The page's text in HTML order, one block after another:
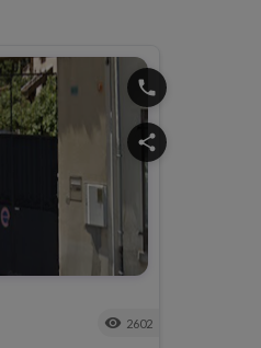
phone
share
visibility 2602